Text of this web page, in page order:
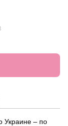
Украине – по